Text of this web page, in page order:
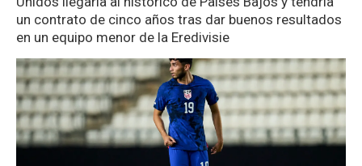
un contrato de cinco años tras dar buenos resultados
en un equipo menor de la Eredivisie